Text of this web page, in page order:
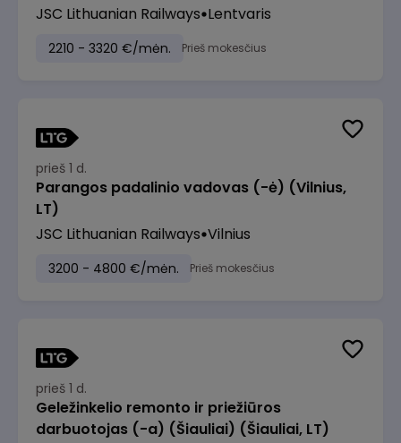
JSC Lithuanian Railways Lentvaris
2210 - 3320 €/mėn. Prieš mokesčius
prieš 1 d.
Parangos padalinio vadovas (-ė) (Vilnius,
LT)
JSC Lithuanian Railways Vilnius
3200 - 4800 €/mėn. Prieš mokesčius
prieš 1 d.
Geležinkelio remonto ir priežiūros
darbuotojas (-a) (Šiauliai) (Šiauliai, LT)